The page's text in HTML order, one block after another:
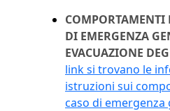
COMPORTAMENTI
DI EMERGENZA
EVACUAZIONE
link si trovano le
istruzioni sui
caso di emergenza